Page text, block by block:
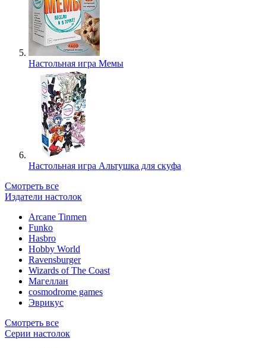
Настольная игра Мемы
Настольная игра Альтушка для скуфа
Смотреть все
Издатели настолок
Arcane Tinmen
Funko
Hasbro
Hobby World
Ravensburger
Wizards of The Coast
Магеллан
сosmodrome games
Эврикус
Смотреть все
Серии настолок